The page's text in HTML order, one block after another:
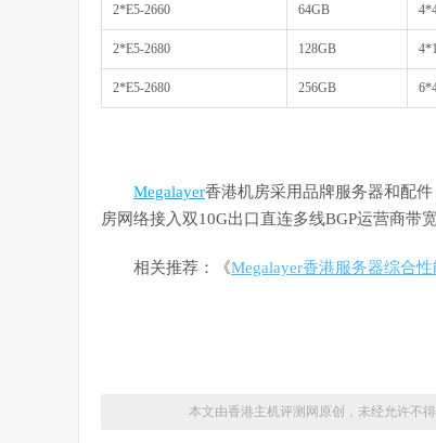
2*E5-2660 64GB
2*E5-2680 128GB
2*E5-2680 256GB
Megalayer香港机房采用品牌服务器和配
房网络接入双10G出口直连多线BGP运营商带
相关推荐：《Megalayer香港服务器综合性
本文由香港主机评测网原创，未经允许不得